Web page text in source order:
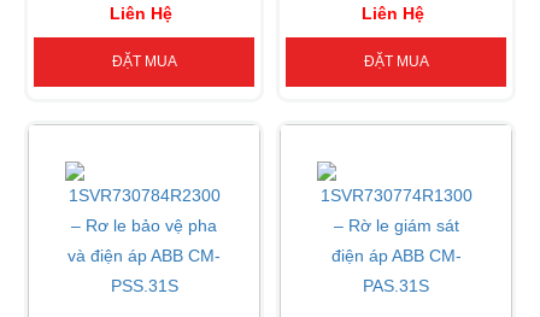
Liên Hệ
ĐẶT MUA
Liên Hệ
ĐẶT MUA